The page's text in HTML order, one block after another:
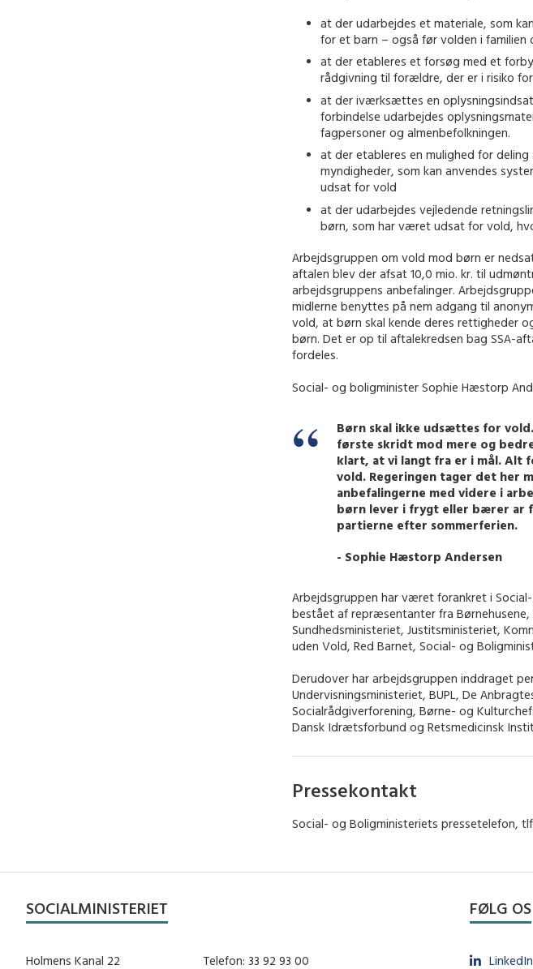
at der udarbejdes et materiale, som
for et barn – også før volden i familien
at der etableres et forsøg med et
rådgivning til forældre, der er i risiko
at der iværksættes en
forbindelse udarbejdes
fagpersoner og almenbefolkningen.
at der etableres en mulighed for
myndigheder, som kan anvendes
udsat for vold
at der udarbejdes vejledende
børn, som har været udsat for vold,
Arbejdsgruppen om vold mod børn er
aftalen blev der afsat 10,0 mio. kr. til
arbejdsgruppens anbefalinger.
midlerne benyttes på nem adgang til
vold, at børn skal kende deres rettigheder
børn. Det er op til aftalekredsen bag SSA-
fordeles.
Social- og boligminister Sophie Hæstorp
Børn skal ikke udsættes for
første skridt mod mere og
klart, at vi langt fra er i mål. Alt
vold. Regeringen tager det her
anbefalingerne med videre i
børn lever i frygt eller bærer ar
partierne efter sommerferien.
- Sophie Hæstorp Andersen
Arbejdsgruppen har været forankret i
bestået af repræsentanter fra
Sundhedsministeriet, Justitsministeriet,
uden Vold, Red Barnet, Social- og
Derudover har arbejdsgruppen inddraget
Undervisningsministeriet, BUPL, De
Socialrådgiverforening, Børne- og
Dansk Idrætsforbund og Retsmedicinsk
Pressekontakt
Social- og Boligministeriets pressetelefon,
SOCIALMINISTERIET
Holmens Kanal 22
Telefon: 33 92 93 00
FØLG OS
LinkedIn